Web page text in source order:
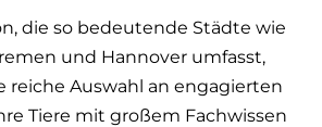
die so bedeutende Städte wie
und Hannover umfasst,
reiche Auswahl an engagierten
Tiere mit großem Fachwissen